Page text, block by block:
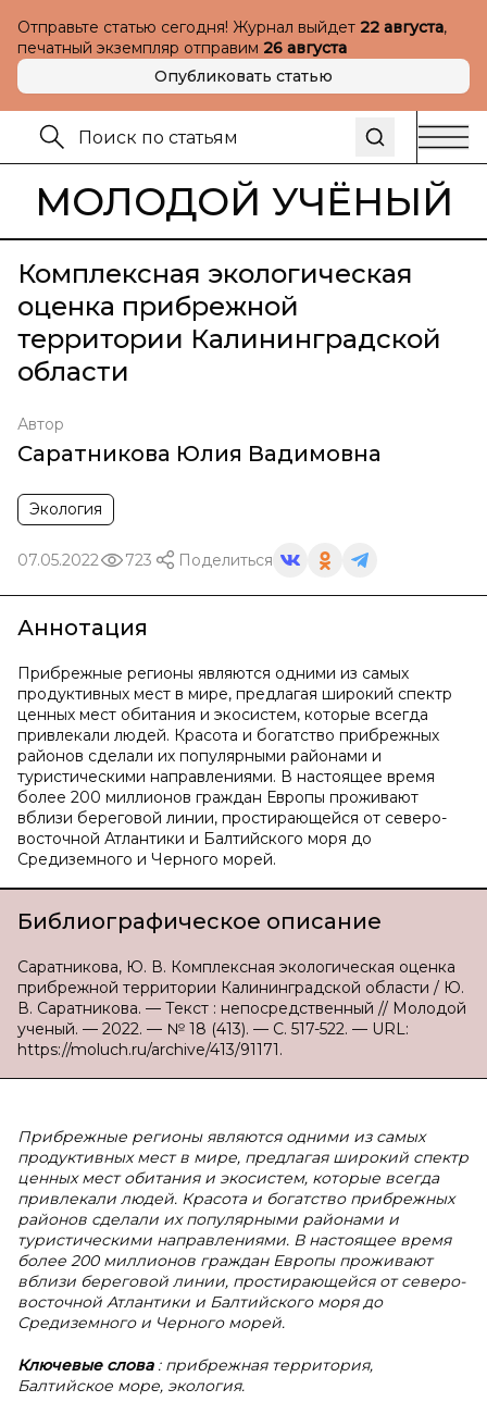
Отправьте статью сегодня! Журнал выйдет 22 августа,
печатный экземпляр отправим 26 августа
Опубликовать статью
МОЛОДОЙ УЧЁНЫЙ
Комплексная экологическая
оценка прибрежной
территории Калининградской
области
Автор
Саратникова Юлия Вадимовна
Экология
07.05.2022 723 Поделиться
Аннотация
Прибрежные регионы являются одними из самых
продуктивных мест в мире, предлагая широкий спектр
ценных мест обитания и экосистем, которые всегда
привлекали людей. Красота и богатство прибрежных
районов сделали их популярными районами и
туристическими направлениями. В настоящее время
более 200 миллионов граждан Европы проживают
вблизи береговой линии, простирающейся от северо-
восточной Атлантики и Балтийского моря до
Средиземного и Черного морей.
Библиографическое описание
Саратникова, Ю. В. Комплексная экологическая оценка
прибрежной территории Калининградской области / Ю.
В. Саратникова. — Текст : непосредственный // Молодой
ученый. — 2022. — № 18 (413). — С. 517-522. — URL:
https://moluch.ru/archive/413/91171.
Прибрежные регионы являются одними из самых
продуктивных мест в мире, предлагая широкий спектр
ценных мест обитания и экосистем, которые всегда
привлекали людей. Красота и богатство прибрежных
районов сделали их популярными районами и
туристическими направлениями. В настоящее время
более 200 миллионов граждан Европы проживают
вблизи береговой линии, простирающейся от северо-
восточной Атлантики и Балтийского моря до
Средиземного и Черного морей.
Ключевые слова : прибрежная территория,
Балтийское море, экология.